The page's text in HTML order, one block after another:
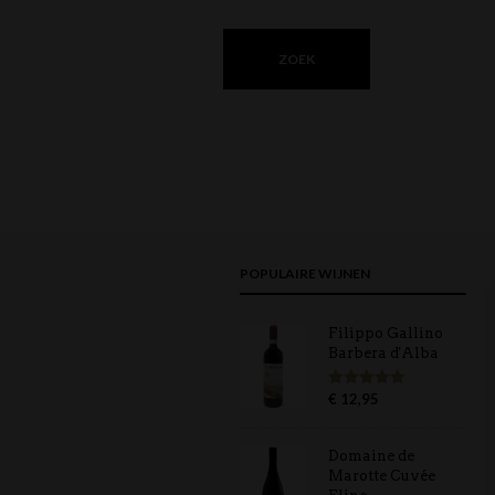
POPULAIRE WIJNEN
Filippo Gallino
Barbera d'Alba
Gewaardeerd
€ 12,95
Domaine de
Marotte Cuvée